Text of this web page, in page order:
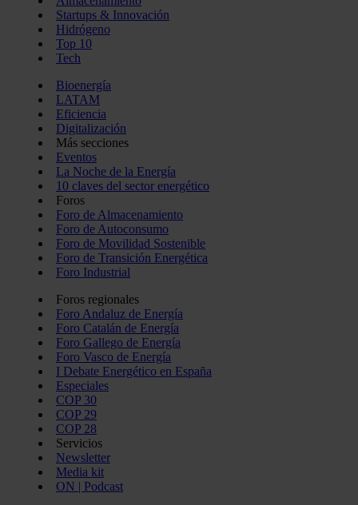
Startups & Innovación
Hidrógeno
Top 10
Tech
Bioenergía
LATAM
Eficiencia
Digitalización
Más secciones
Eventos
La Noche de la Energía
10 claves del sector energético
Foros
Foro de Almacenamiento
Foro de Autoconsumo
Foro de Movilidad Sostenible
Foro de Transición Energética
Foro Industrial
Foros regionales
Foro Andaluz de Energía
Foro Catalán de Energía
Foro Gallego de Energía
Foro Vasco de Energía
I Debate Energético en España
Especiales
COP 30
COP 29
COP 28
Servicios
Newsletter
Media kit
ON | Podcast